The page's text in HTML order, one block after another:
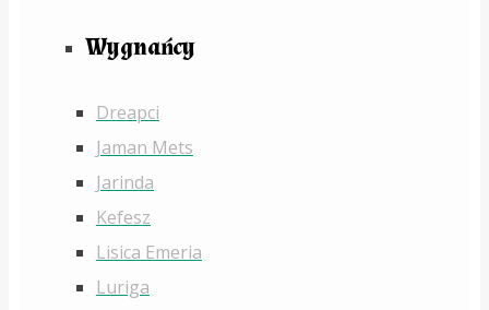
Wygnańcy
Dreapci
Jaman Mets
Jarinda
Kefesz
Lisica Emeria
Luriga